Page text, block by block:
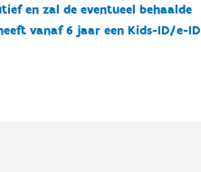
en zal de eventueel behaalde
vanaf 6 jaar een Kids-ID/e-ID